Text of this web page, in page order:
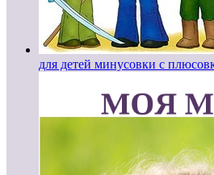
для детей минусовки с